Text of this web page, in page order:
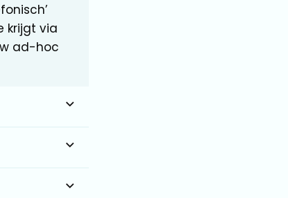
krijgt via
ad-hoc